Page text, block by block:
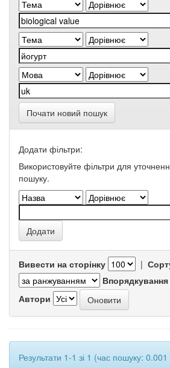
Почати новий пошук
Додати фільтри:
Використовуйте фільтри для
пошуку.
Вивести на сторінку |
Впорядкування
Автори
Результати 1-1 зі 1 (час пошуку: